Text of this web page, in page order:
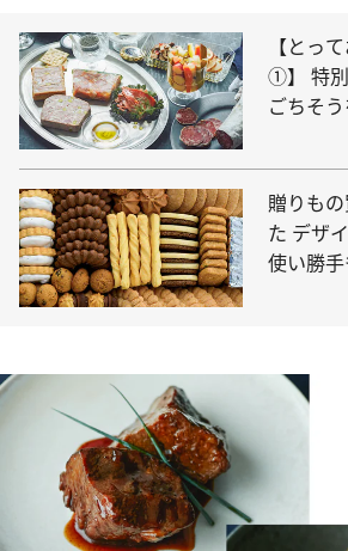
【とっ
①】 特
ごちそ
贈りも
た デザ
使い勝